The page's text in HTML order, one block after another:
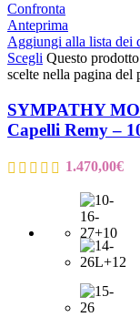
Confronta
Anteprima
Aggiungi alla lista dei
Scegli Questo
scelte nella pagina del
SYMPATHY
Capelli Remy –
1.470,00€